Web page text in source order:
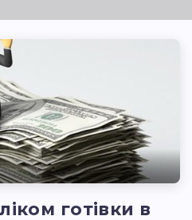
готівки в